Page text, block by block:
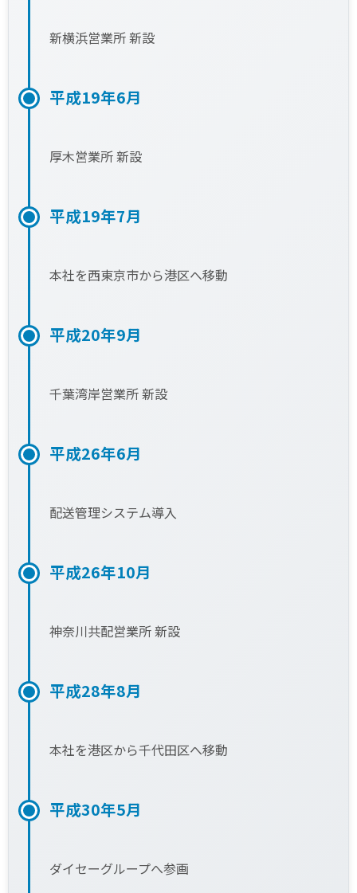
新横浜営業所 新設
平成19年6月
厚木営業所 新設
平成19年7月
本社を西東京市から港区へ移動
平成20年9月
千葉湾岸営業所 新設
平成26年6月
配送管理システム導入
平成26年10月
神奈川共配営業所 新設
平成28年8月
本社を港区から千代田区へ移動
平成30年5月
ダイセーグループへ参画